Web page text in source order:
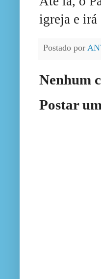
igreja e irá
Postado por
Nenhum
Postar